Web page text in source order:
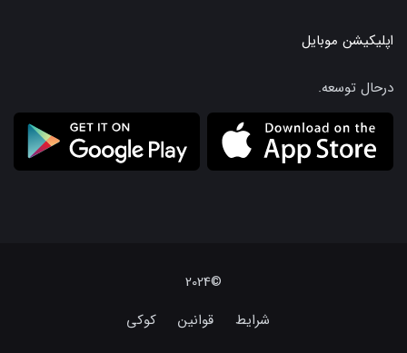
اپلیکیشن موبایل
درحال توسعه.
©2024
شرایط
قوانین کوکی